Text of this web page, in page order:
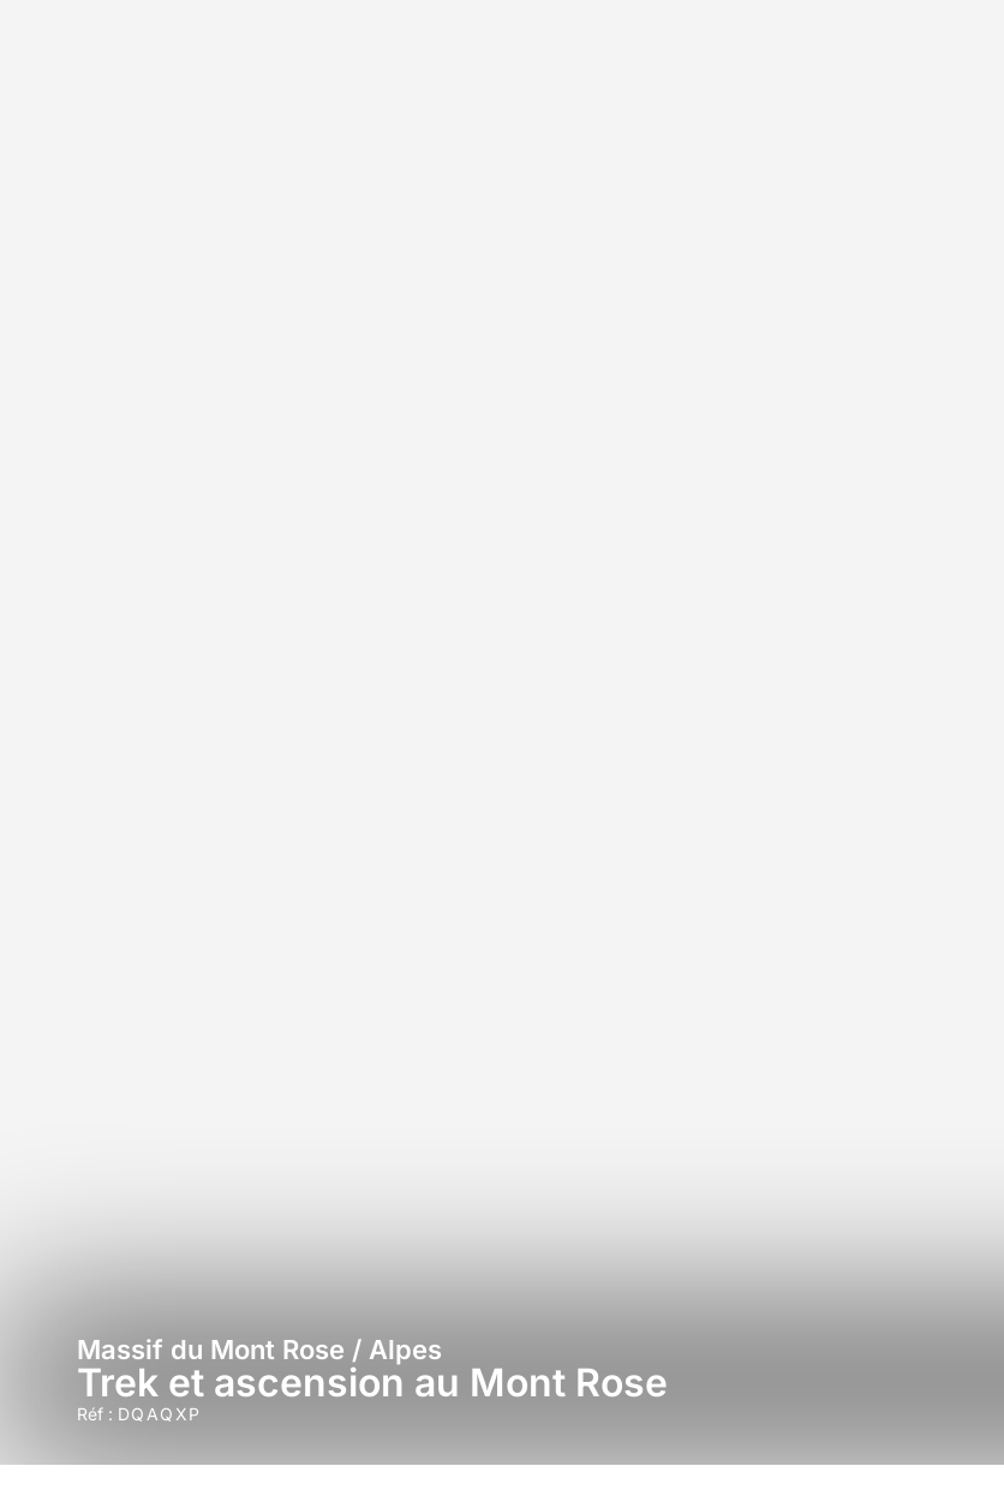
Massif du Mont Rose / Alpes
Trek et ascension au Mont Rose
Réf : DQAQXP